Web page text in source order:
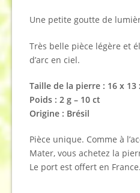
Une petite goutte de
Très belle pièce légère et
d’arc en ciel.
Taille de la pierre : 16 x 13
Poids : 2 g – 10 ct
Origine : Brésil
Pièce unique. Comme à
Mater, vous achetez la
Le port est offert en France.